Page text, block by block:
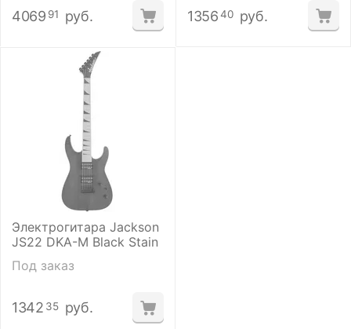
4069 91 руб. 1356 40 руб.
Электрогитара Jackson
JS22 DKA-M Black Stain
Под заказ
1342 35 руб.